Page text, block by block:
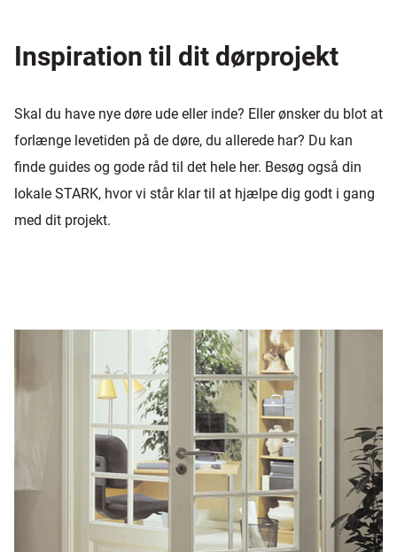
Inspiration til dit dørprojekt
Skal du have nye døre ude eller inde? Eller ønsker du blot at
forlænge levetiden på de døre, du allerede har? Du kan
finde guides og gode råd til det hele her. Besøg også din
lokale STARK, hvor vi står klar til at hjælpe dig godt i gang
med dit projekt.